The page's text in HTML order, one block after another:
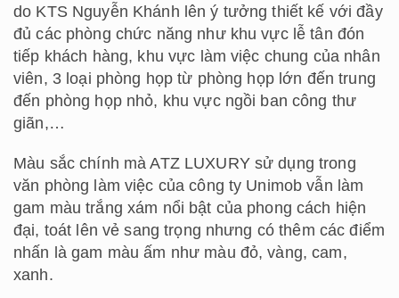
do KTS Nguyễn Khánh lên ý tưởng thiết kế với đầy
đủ các phòng chức năng như khu vực lễ tân đón
tiếp khách hàng, khu vực làm việc chung của nhân
viên, 3 loại phòng họp từ phòng họp lớn đến trung
đến phòng họp nhỏ, khu vực ngồi ban công thư
giãn,…
Màu sắc chính mà ATZ LUXURY sử dụng trong
văn phòng làm việc của công ty Unimob vẫn làm
gam màu trắng xám nổi bật của phong cách hiện
đại, toát lên vẻ sang trọng nhưng có thêm các điểm
nhấn là gam màu ấm như màu đỏ, vàng, cam,
xanh.